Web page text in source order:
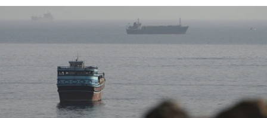
“Este contrato será um dos muitos essenciais para
o futuro de Gaza”, acrescenta este funcionário.
Inicialmente, osplanos para esta base militar